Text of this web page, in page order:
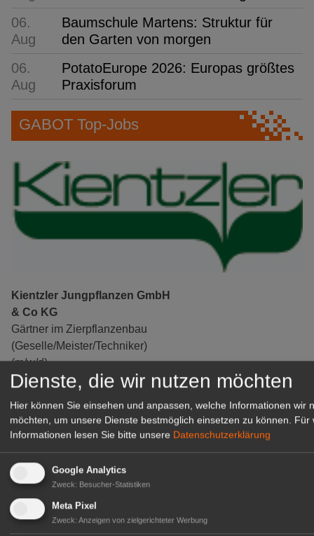
06.
Aug
Baumschule Martens: Struktur für
den Garten von morgen
06.
Aug
PotatoEurope 2026: Europas größtes
Praxisforum
GABOT Top-Jobs
Kientzler Jungpflanzen GmbH
& Co KG
Gärtner im Zierpflanzenbau
(Geselle/Meister/Techniker)
(m/w/d)
Gensingen
zur Stellenanzeige
Dienste, die wir nutzen möchten
Hier können Sie einsehen und anpassen, welche Informationen wir
möchten, um unsere Dienste bestmöglich einsetzen zu können.
Für
Informationen lesen Sie bitte unsere Datenschutzerklärung
Google Analytics
Zweck: Besucher-Statistiken
Meta Pixel
Zweck: Anzeigen von zielgerichteter Werbung